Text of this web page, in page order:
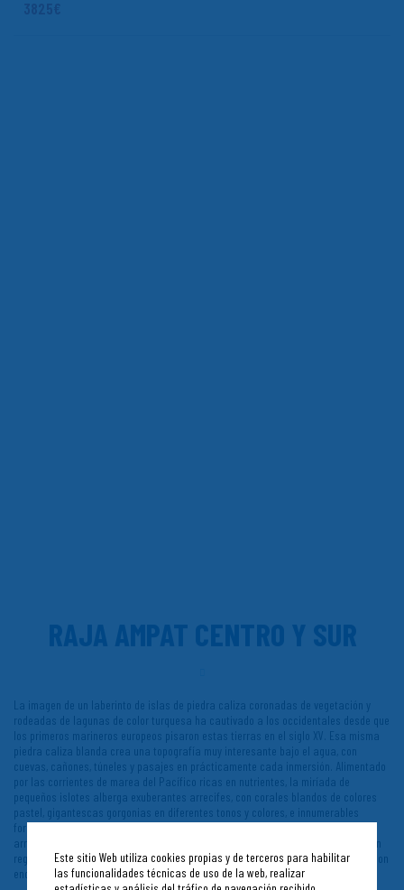
RAJA AMPAT CENTRO Y SUR
La imagen de un laberinto de islas de piedra caliza coronadas de vegetación y
rodeadas de lagunas de color turquesa ha cautivado a los occidentales desde que
los primeros marineros europeos pisaron estas tierras en el siglo XV. Esa misma
piedra caliza blanda crea una topografía muy interesante bajo el agua, con
cuevas, cañones, túneles y pasajes en prácticamente cada inmersión. Alimentado
por las corrientes de marea del Pacífico ricas en nutrientes, la miríada de
pequeños islotes alberga exuberantes arrecifes, con corales blandos de colores
pastel, gigantescas gorgonias en diferentes tonos y colores, e innumerables
formas de vida sésil. Más del 75% de las especies de corales constructoras de
arrecifes conocidas por la ciencia ocurren aquí, y la fauna marina cuenta con un
registro similar, con más de 1.400 especies de peces, de las cuales más de 20 son
endémicas de las aguas de Raja Ampat.
Este sitio Web utiliza cookies propias y de terceros para habilitar
las funcionalidades técnicas de uso de la web, realizar